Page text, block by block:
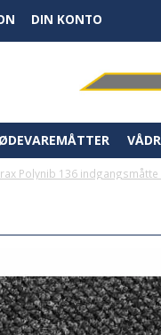
DIN KONTO
Polynib 136